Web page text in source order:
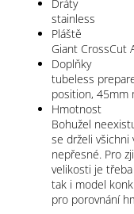
Dráty
stainless
Pláště
Giant CrossCut
Doplňky
tubeless
position, 45mm
Hmotnost
Bohužel
se drželi
nepřesné. Pro
velikosti je
tak i model
pro porovnání